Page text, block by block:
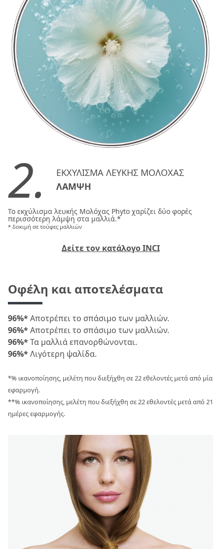
2.
ΕΚΧΥΛΙΣΜΑ ΛΕΥΚΗΣ ΜΟΛΟΧΑΣ
ΛΑΜΨΗ
Το εκχύλισμα λευκής Μολόχας Phyto χαρίζει δύο φορές
περισσότερη λάμψη στα μαλλιά.*
* δοκιμή σε τούφες μαλλιών
Δείτε τον κατάλογο INCI
Οφέλη και αποτελέσματα
96%*Αποτρέπει το σπάσιμο των μαλλιών.
96%*Αποτρέπει το σπάσιμο των μαλλιών.
96%*Τα μαλλιά επανορθώνονται.
96%*Λιγότερη ψαλίδα.
*% ικανοποίησης, μελέτη που διεξήχθη σε 22 εθελοντές μετά από μία
εφαρμογή.
**% ικανοποίησης, μελέτη που διεξήχθη σε 22 εθελοντές μετά από 21
ημέρες εφαρμογής.